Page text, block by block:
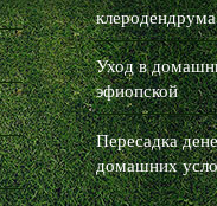
Уход в
эфиопской
Пересадка
домашних